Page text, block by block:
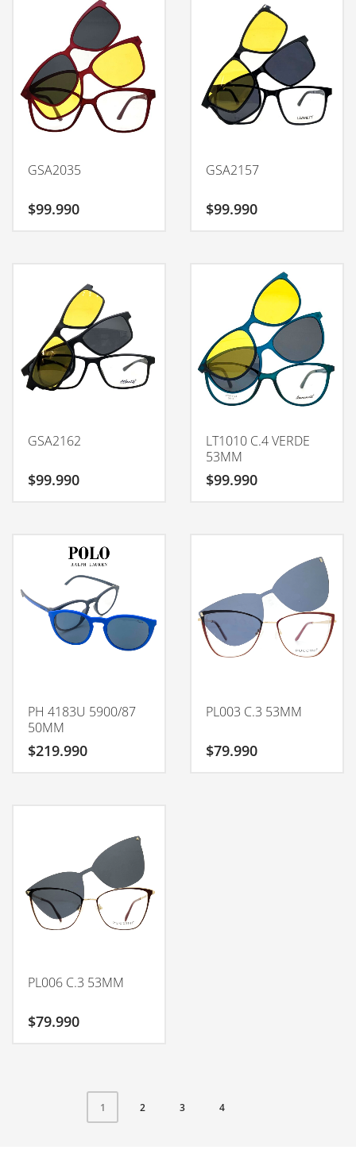
GSA2035
$99.990
GSA2157
$99.990
GSA2162
$99.990
LT1010 C.4 VERDE
53MM
$99.990
PH 4183U 5900/87
50MM
$219.990
PL003 C.3 53MM
$79.990
PL006 C.3 53MM
$79.990
1 2 3 4